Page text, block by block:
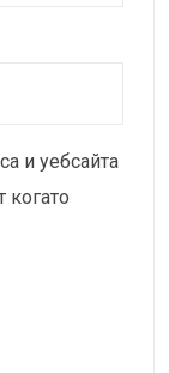
и уебсайта
когато